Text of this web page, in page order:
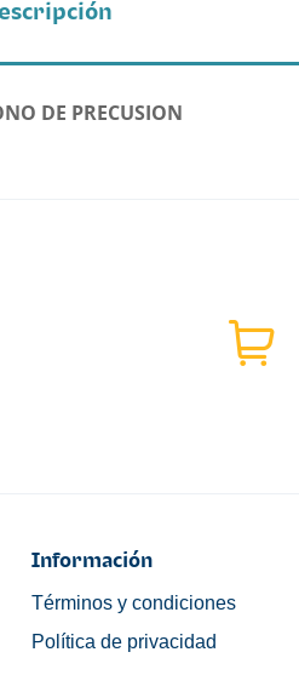
DE PRECUSION
Información
Términos y condiciones
Política de privacidad